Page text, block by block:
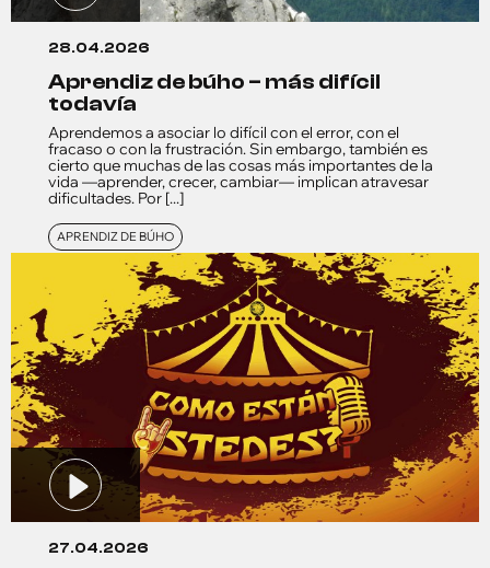
28.04.2026
aprendiz de búho – más difícil
todavía
Aprendemos a asociar lo difícil con el error, con el
fracaso o con la frustración. Sin embargo, también es
cierto que muchas de las cosas más importantes de la
vida —aprender, crecer, cambiar— implican atravesar
dificultades. Por [...]
APRENDIZ DE BÚHO
27.04.2026